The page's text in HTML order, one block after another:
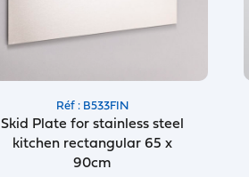
Réf : B533FIN
Skid Plate for stainless steel
kitchen rectangular 65 x
90cm